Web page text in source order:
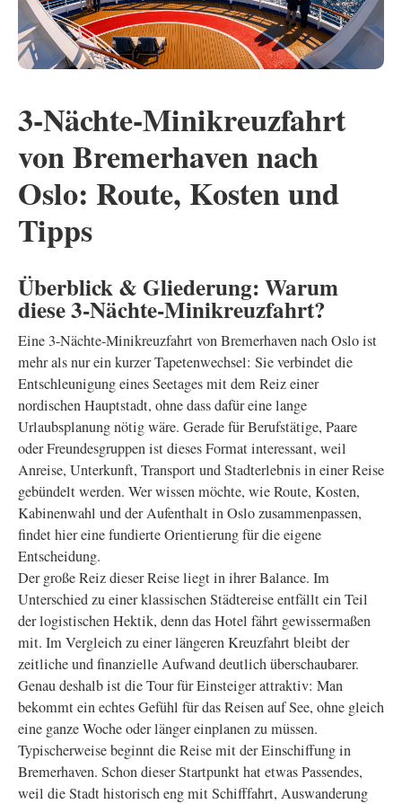
3-Nächte-Minikreuzfahrt
von Bremerhaven nach
Oslo: Route, Kosten und
Tipps
Überblick & Gliederung: Warum
diese 3-Nächte-Minikreuzfahrt?
Eine 3-Nächte-Minikreuzfahrt von Bremerhaven nach Oslo ist
mehr als nur ein kurzer Tapetenwechsel: Sie verbindet die
Entschleunigung eines Seetages mit dem Reiz einer
nordischen Hauptstadt, ohne dass dafür eine lange
Urlaubsplanung nötig wäre. Gerade für Berufstätige, Paare
oder Freundesgruppen ist dieses Format interessant, weil
Anreise, Unterkunft, Transport und Stadterlebnis in einer Reise
gebündelt werden. Wer wissen möchte, wie Route, Kosten,
Kabinenwahl und der Aufenthalt in Oslo zusammenpassen,
findet hier eine fundierte Orientierung für die eigene
Entscheidung.
Der große Reiz dieser Reise liegt in ihrer Balance. Im
Unterschied zu einer klassischen Städtereise entfällt ein Teil
der logistischen Hektik, denn das Hotel fährt gewissermaßen
mit. Im Vergleich zu einer längeren Kreuzfahrt bleibt der
zeitliche und finanzielle Aufwand deutlich überschaubarer.
Genau deshalb ist die Tour für Einsteiger attraktiv: Man
bekommt ein echtes Gefühl für das Reisen auf See, ohne gleich
eine ganze Woche oder länger einplanen zu müssen.
Typischerweise beginnt die Reise mit der Einschiffung in
Bremerhaven. Schon dieser Startpunkt hat etwas Passendes,
weil die Stadt historisch eng mit Schifffahrt, Auswanderung